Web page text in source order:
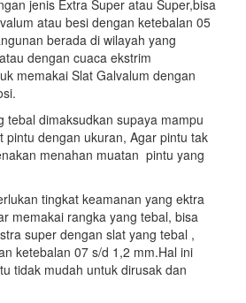
jenis Extra Super atau Super,bisa
atau besi dengan ketebalan 05
berada di wilayah yang
dengan cuaca ekstrim
memakai Slat Galvalum dengan
tebal dimaksudkan supaya mampu
pintu dengan ukuran, Agar pintu tak
menahan muatan pintu yang
tingkat keamanan yang ektra
memakai rangka yang tebal, bisa
super dengan slat yang tebal ,
ketebalan 07 s/d 1,2 mm.Hal ini
tidak mudah untuk dirusak dan